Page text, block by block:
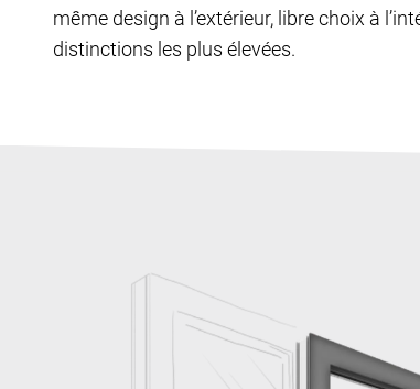
même design à l’extérieur, libre choix à
distinctions les plus élevées.